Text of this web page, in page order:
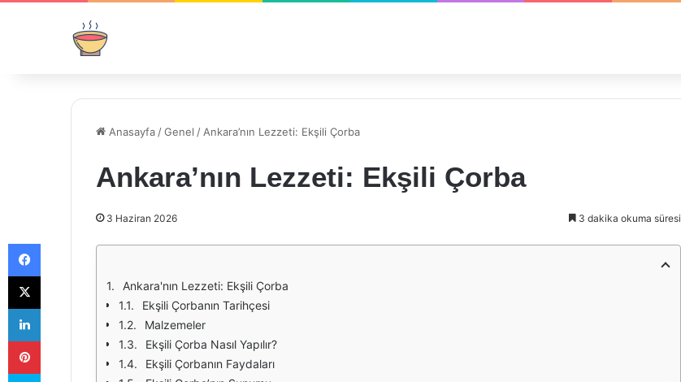
Anasayfa /Genel / Ankara’nın Lezzeti: Ekşili Çorba
Ankara’nın Lezzeti: Ekşili Çorba
3 Haziran 2026 3 dakika okuma süresi
Ankara'nın Lezzeti: Ekşili Çorba
Ekşili Çorbanın Tarihçesi
Malzemeler
Ekşili Çorba Nasıl Yapılır?
Ekşili Çorbanın Faydaları
Facebook
X
LinkedIn
Pinterest
Skype